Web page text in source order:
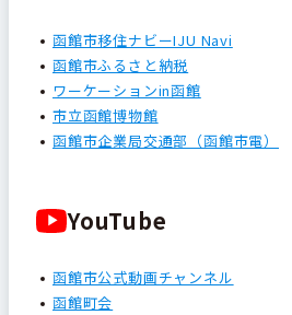
函館市移住ナビーIJU Navi
函館市ふるさと納税
ワーケーションin函館
市立函館博物館
函館市企業局交通部（函館市電）
YouTube
函館市公式動画チャンネル
函館町会